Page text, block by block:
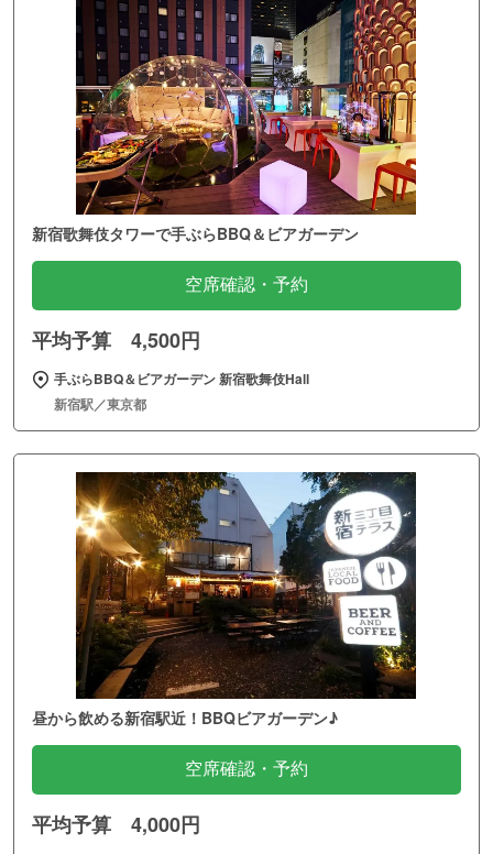
新宿歌舞伎タワーで手ぶらBBQ＆ビアガーデン
空席確認・予約
平均予算 4,500円
手ぶらBBQ＆ビアガーデン 新宿歌舞伎Hall
新宿駅／東京都
昼から飲める新宿駅近！BBQビアガーデン♪
空席確認・予約
平均予算 4,000円